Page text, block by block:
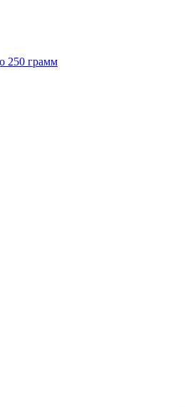
250 грамм